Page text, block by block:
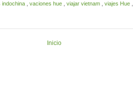
indochina vaciones hue viajar vietnam viajes Hue
Inicio